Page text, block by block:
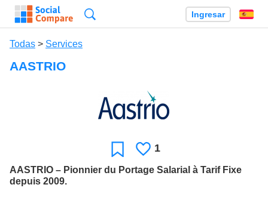
Ingresar
Todas > Services
AASTRIO
Favoritos
Le
gusta
1
AASTRIO – Pionnier du Portage Salarial à Tarif Fixe
depuis 2009.